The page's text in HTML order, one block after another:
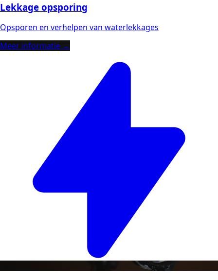
Lekkage opsporing
Opsporen en verhelpen van waterlekkages
Meer informatie →